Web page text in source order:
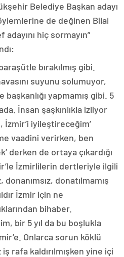
Belediye Başkan adayı
de değinen Bilal
adayını hiç sormayın”
bırakılmış gibi.
suyunu solumuyor,
başkanlığı yapmamış gibi. 5
İnsan şaşkınlıkla izliyor
İzmir’i iyileştireceğim’
vaadini verirken, ben
derken de ortaya çıkardığı
İzmirlilerin dertleriyle ilgili
donatılmamış
İzmir için ne
bihaber.
bir 5 yıl da bu boşlukla
Onlarca sorun köklü
rafa kaldırılmışken yine içi